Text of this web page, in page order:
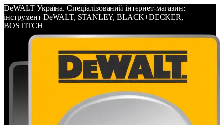
DeWALT Україна. Спеціалізований інтернет-магазин:
інструмент DeWALT, STANLEY, BLACK+DECKER,
BOSTITCH